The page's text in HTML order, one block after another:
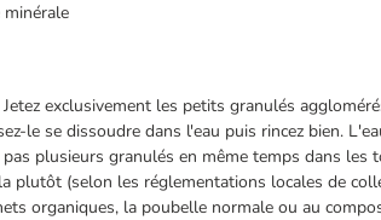
exclusivement les petits granulés
le se dissoudre dans l'eau puis rincez bien.
plusieurs granulés en même temps dans les
plutôt (selon les réglementations locales de
organiques, la poubelle normale ou au